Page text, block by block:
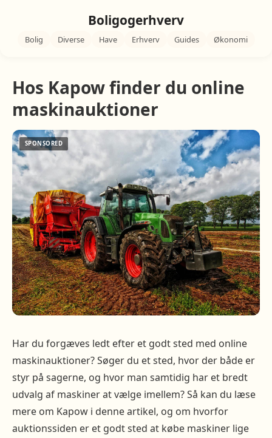
Boligogerhverv
Bolig Diverse Have Erhverv Guides Økonomi
Hos Kapow finder du online
maskinauktioner
Har du forgæves ledt efter et godt sted med online
maskinauktioner? Søger du et sted, hvor der både er
styr på sagerne, og hvor man samtidig har et bredt
udvalg af maskiner at vælge imellem? Så kan du læse
mere om Kapow i denne artikel, og om hvorfor
auktionssiden er et godt sted at købe maskiner lige